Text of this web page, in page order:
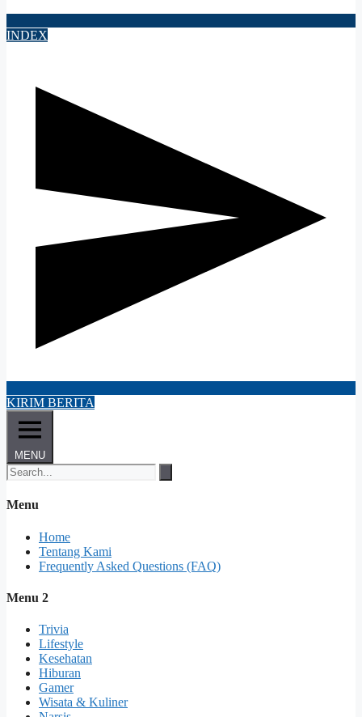
INDEX
KIRIM BERITA
MENU
Menu
Home
Tentang Kami
Frequently Asked Questions (FAQ)
Menu 2
Trivia
Lifestyle
Kesehatan
Hiburan
Gamer
Wisata & Kuliner